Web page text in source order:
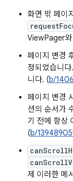
화면 밖 페이
ViewPager
페이지 변경
정되었습니
니다. (b/
페이지 변경 시
션의 순서가
기 전에 항상
(b/
제 이러한 메